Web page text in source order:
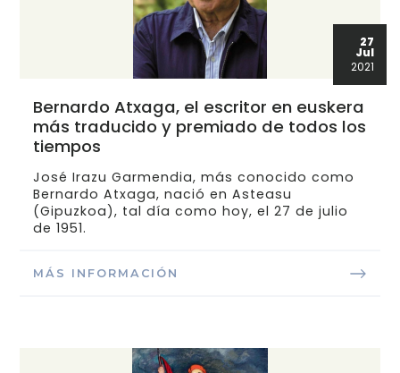
27
Jul
2021
Bernardo Atxaga, el escritor en euskera
más traducido y premiado de todos los
tiempos
José Irazu Garmendia, más conocido como
Bernardo Atxaga, nació en Asteasu
(Gipuzkoa), tal día como hoy, el 27 de julio
de 1951.
MÁS INFORMACIÓN